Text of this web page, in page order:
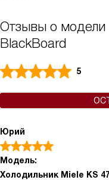
Отзывы о модели
BlackBoard
5
Юрий
Модель:
Холодильник Miele KS